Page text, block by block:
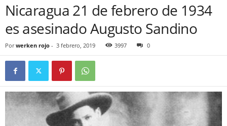
Nicaragua 21 de febrero de 1934
es asesinado Augusto Sandino
Por werken rojo - 3 febrero, 2019 3997 0